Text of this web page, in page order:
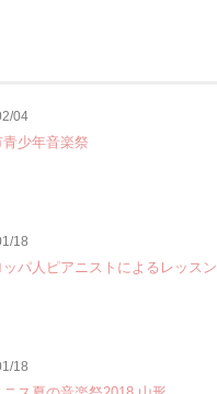
04
青少年音楽祭
18
ッパ人ピアニストによるレッスン
18